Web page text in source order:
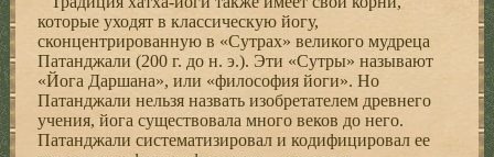
которые уходят в классическую йогу,
сконцентрированную в «Сутрах» великого мудреца
Патанджали (200 г. до н. э.). Эти «Сутры» называют
«Йога Даршана», или «философия йоги». Но
Патанджали нельзя назвать изобретателем древнего
учения, йога существовала много веков до него.
Патанджали систематизировал и кодифицировал ее